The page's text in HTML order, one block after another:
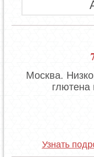
Москва.
глютена
Узнать